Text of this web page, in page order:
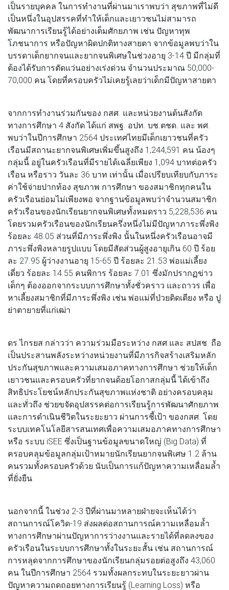
เป็นรายบุคคล ในการทำงานที่ผ่านมาเราพบว่า สุขภาพที่ไม่ดี
เป็นหนึ่งในอุปสรรคที่ทำให้เด็กและเยาวชนไม่สามารถ
พัฒนาการเรียนรู้ได้อย่างเต็มศักยภาพ เช่น ปัญหาทุพ
โภชนาการ หรือปัญหาผิดปกติทางสายตา จากข้อมูลพบว่าใน
บรรดาเด็กยากจนและยากจนพิเศษในช่วงอายุ 3-14 ปี มีกลุ่มที่
ต้องได้รับการตัดแว่นอย่างเร่งด่วน จำนวนประมาณ 50,000-
70,000 คน โดยที่ครอบครัวไม่เคยรู้เลยว่าเด็กมีปัญหาสายตา
จากการทำงานร่วมกันของ กสศ. และหน่วยงานต้นสังกัด
ทางการศึกษา 4 สังกัด ได้แก่ สพฐ. อปท. บช.ตชด. และ พศ.
พบว่าในปีการศึกษา 2564 ประเทศไทยมีเด็กเยาวชนที่ครัว
เรือนมีสถานะยากจนพิเศษเพิ่มขึ้นสูงถึง 1,244,591 คน น้องๆ
กลุ่มนี้ อยู่ในครัวเรือนที่มีรายได้เฉลี่ยเพียง 1,094 บาทต่อครัว
เรือน หรือราว วันละ 36 บาท เท่านั้น เมื่อเปรียบเทียบกับภาระ
ค่าใช้จ่ายปากท้อง สุขภาพ การศึกษา ของสมาชิกทุกคนใน
ครัวเรือนย่อมไม่เพียงพอ จากฐานข้อมูลพบว่าจำนวนสมาชิก
ครัวเรือนของนักเรียนยากจนพิเศษทั้งหมดราว 5,228,536 คน
โดยรวมครัวเรือนของนักเรียนครึ่งหนึ่งไม่มีปัญหาภาระพึ่งพิง
ร้อยละ 48.05 ส่วนที่มีภาระพึ่งพิง นั้นในหนึ่งครัวเรือนอาจมี
ภาระพึ่งพิงหลายรูปแบบ โดยมีสัดส่วนผู้สูงอายุเกิน 60 ปี ร้อย
ละ 27.95 ผู้ว่างงานอายุ 15-65 ปี ร้อยละ 21.53 พ่อแม่เลี้ยง
เดี่ยว ร้อยละ 14.55 คนพิการ ร้อยละ 7.01 ซึ่งมักปรากฏข่าว
เด็กๆ ต้องออกจากระบบการศึกษาทั้งชั่วคราว และถาวร เพื่อ
หาเลี้ยงสมาชิกที่มีภาระพึ่งพิง เช่น พ่อแม่ที่ป่วยติดเตียง หรือ ปู
ย่าตายายที่แก่เฒ่า
ดร.ไกรยส กล่าวว่า ความร่วมมือระหว่าง กสศ.และ สปสช. ถือ
เป็นประสานพลังระหว่างหน่วยงานที่มีภารกิจสร้างเสริมหลัก
ประกันสุขภาพและความเสมอภาคทางการศึกษา ช่วยให้เด็ก
เยาวชนและครอบครัวที่ยากจนด้อยโอกาสกลุ่มนี้ ได้เข้าถึง
สิทธิประโยชน์หลักประกันสุขภาพแห่งชาติ อย่างครอบคลุม
และทั่วถึง ช่วยขจัดอุปสรรคต่อการเรียนรู้การพัฒนาศักยภาพ
และการดำเนินชีวิตในระยะยาว ผ่านการชี้เป้า ของกสศ. โดย
ระบบเทคโนโลยีสารสนเทศเพื่อความเสมอภาคทางการศึกษา
หรือ ระบบ iSEE ซึ่งเป็นฐานข้อมูลขนาดใหญ่ (Big Data) ที่
ครอบคลุมข้อมูลกลุ่มเป้าหมายนักเรียนยากจนพิเศษ 1.2 ล้าน
คนรวมทั้งครอบครัวด้วย นับเป็นการแก้ปัญหาความเหลื่อมล้ำ
ที่ยั่งยืน
นอกจากนี้ ในช่วง 2-3 ปีที่ผ่านมาหลายฝ่ายจะเห็นได้ว่า
สถานการณ์โควิด-19 ส่งผลต่อสถานการณ์ความเหลื่อมล้ำ
ทางการศึกษาผ่านปัญหาการว่างงานและรายได้ที่ลดลงของ
ครัวเรือนในระบบการศึกษาทั้งในระยะสั้น เช่น สถานการณ์
การหลุดจากการศึกษาของนักเรียนกลุ่มรอยต่อสูงถึง 43,060
คน ในปีการศึกษา 2564 รวมทั้งผลกระทบในระยะยาวผ่าน
ปัญหาความถดถอยทางการเรียนรู้ (Learning Loss) หรือ